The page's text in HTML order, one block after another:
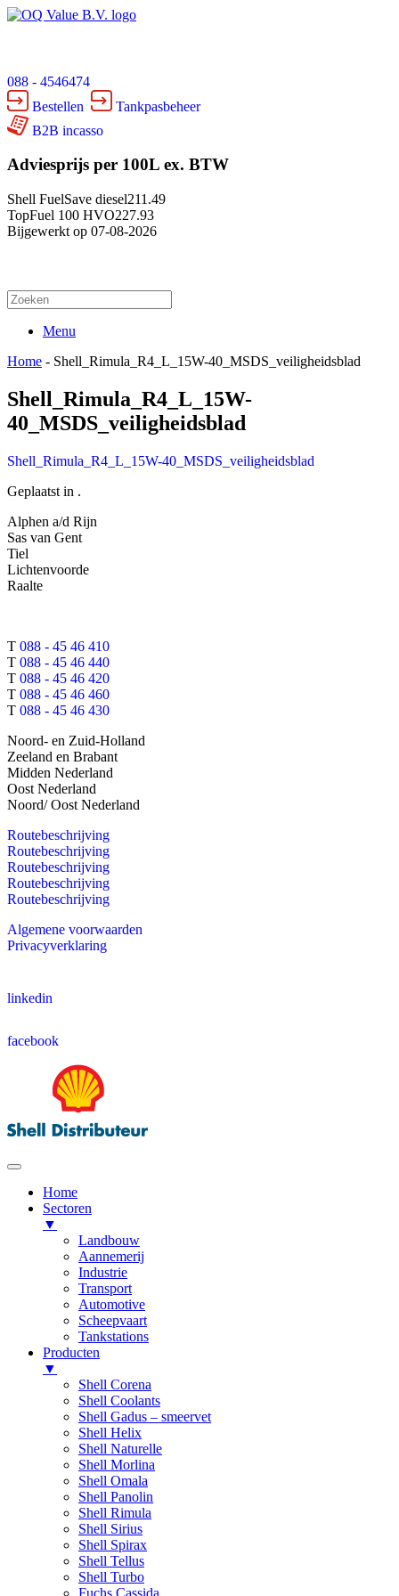
088 - 4546474
Bestellen
Tankpasbeheer
B2B incasso
Adviesprijs per 100L ex. BTW
Shell FuelSave diesel211.49
TopFuel 100 HVO227.93
Bijgewerkt op 07-08-2026
Menu
Home - Shell_Rimula_R4_L_15W-40_MSDS_veiligheidsblad
Shell_Rimula_R4_L_15W-
40_MSDS_veiligheidsblad
Shell_Rimula_R4_L_15W-40_MSDS_veiligheidsblad
Geplaatst in .
Alphen a/d Rijn
Sas van Gent
Tiel
Lichtenvoorde
Raalte
T 088 - 45 46 410
T 088 - 45 46 440
T 088 - 45 46 420
T 088 - 45 46 460
T 088 - 45 46 430
Noord- en Zuid-Holland
Zeeland en Brabant
Midden Nederland
Oost Nederland
Noord/ Oost Nederland
Routebeschrijving
Routebeschrijving
Routebeschrijving
Routebeschrijving
Routebeschrijving
Algemene voorwaarden
Privacyverklaring
linkedin
facebook
Home
Sectoren
▼
Landbouw
Aannemerij
Industrie
Transport
Automotive
Scheepvaart
Tankstations
Producten
▼
Shell Corena
Shell Coolants
Shell Gadus – smeervet
Shell Helix
Shell Naturelle
Shell Morlina
Shell Omala
Shell Panolin
Shell Rimula
Shell Sirius
Shell Spirax
Shell Tellus
Shell Turbo
Fuchs Cassida